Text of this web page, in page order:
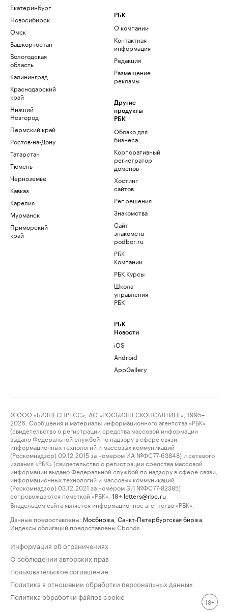
Екатеринбург
Новосибирск
Омск
Башкортостан
Вологодская
область
Калининград
Краснодарский
край
Нижний
Новгород
Пермский край
Ростов-на-Дону
Татарстан
Тюмень
Черноземье
Кавказ
Карелия
Мурманск
Приморский
край
РБК
О компании
Контактная
информация
Редакция
Размещение
рекламы
Другие
продукты
РБК
Облако для
бизнеса
Корпоративный
регистратор
доменов
Хостинг
сайтов
Рег.решения
Знакомства
Сайт
знакомств
podbor.ru
РБК
Компании
РБК Курсы
Школа
управления
РБК
РБК
Новости
iOS
Android
AppGallery
© ООО «БИЗНЕСПРЕСС», АО «РОСБИЗНЕСКОНСАЛТИНГ», 1995–
2026. Сообщения и материалы информационного агентства «РБК»
(свидетельство о регистрации средства массовой информации
выдано Федеральной службой по надзору в сфере связи,
информационных технологий и массовых коммуникаций
(Роскомнадзор) 09.12.2015 за номером ИА №ФС77-63848) и сетевого
издания «РБК» (свидетельство о регистрации средства массовой
информации выдано Федеральной службой по надзору в сфере связи,
информационных технологий и массовых коммуникаций
(Роскомнадзор) 03.12.2021 за номером ЭЛ №ФС77-82385)
сопровождаются пометкой «РБК».
18+ letters@rbc.ru
Владельцем сайта является информационное агентство «РБК».
Данные предоставлены: Мосбиржа Санкт-Петербургская биржа
Индексы облигаций предоставлены Cbonds.
Информация об ограничениях
О соблюдении авторских прав
Пользовательское соглашение
Политика в отношении обработки персональных данных
Политика обработки файлов cookie
18+